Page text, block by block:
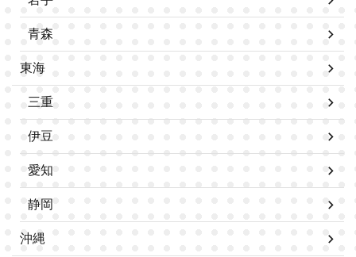
青森
東海
三重
伊豆
愛知
静岡
沖縄